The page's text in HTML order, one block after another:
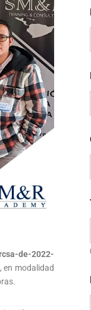
de-2022-
, en modalidad